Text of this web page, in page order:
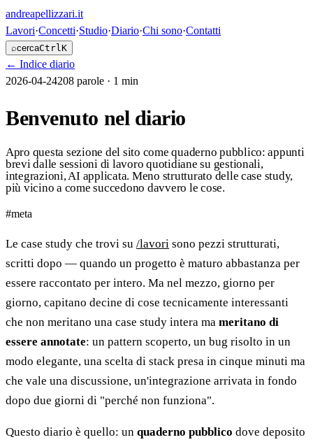
andreapellizzari.it
Lavori·Concetti·Studio·Diario·Chi sono·Contatti
⌕cercaCtrlK
← Indice diario
2026-04-24208 parole · 1 min
Benvenuto nel diario
Apro questa sezione del sito come quaderno pubblico: appunti
brevi dalle sessioni di lavoro quotidiane su gestionali,
integrazioni, AI applicata. Meno strutturato delle case study,
più vicino a come succedono davvero le cose.
#meta
Le case study che trovi su /lavori sono pezzi strutturati,
scritti dopo — quando un progetto è maturo abbastanza per
essere raccontato per intero. Ma nel mezzo, giorno per
giorno, capitano decine di cose tecnicamente interessanti
che non meritano una case study intera ma meritano di
essere annotate: un pattern scoperto, un bug risolto in un
modo elegante, una scelta di stack presa in cinque minuti ma
che vale una discussione, un'integrazione arrivata in fondo
dopo due giorni di "perché non funziona".
Questo diario è quello: un quaderno pubblico dove deposito